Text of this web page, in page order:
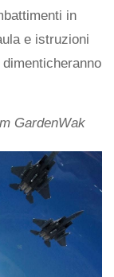
in
e istruzioni
GardenWak